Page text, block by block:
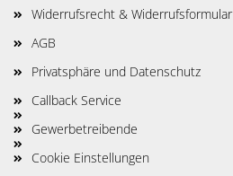
Widerrufsrecht & Widerrufsformular
AGB
Privatsphäre und Datenschutz
Callback Service
Gewerbetreibende
Cookie Einstellungen